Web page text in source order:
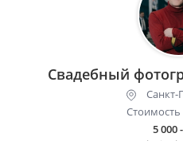
Свадебный
Санкт-
Стоимость
5 000